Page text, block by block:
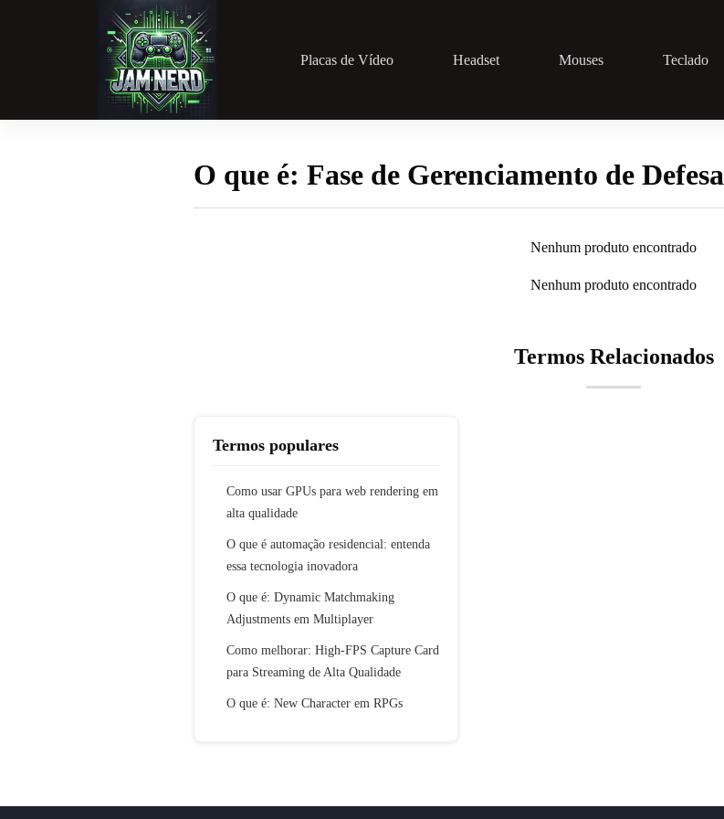
Placas de Vídeo Headset Mouses Teclado
O que é: Fase de Gerenciamento de Defesa
Nenhum produto encontrado
Nenhum produto encontrado
Termos Relacionados
Termos populares
Como usar GPUs para web rendering em
alta qualidade
O que é automação residencial: entenda
essa tecnologia inovadora
O que é: Dynamic Matchmaking
Adjustments em Multiplayer
Como melhorar: High-FPS Capture Card
para Streaming de Alta Qualidade
O que é: New Character em RPGs